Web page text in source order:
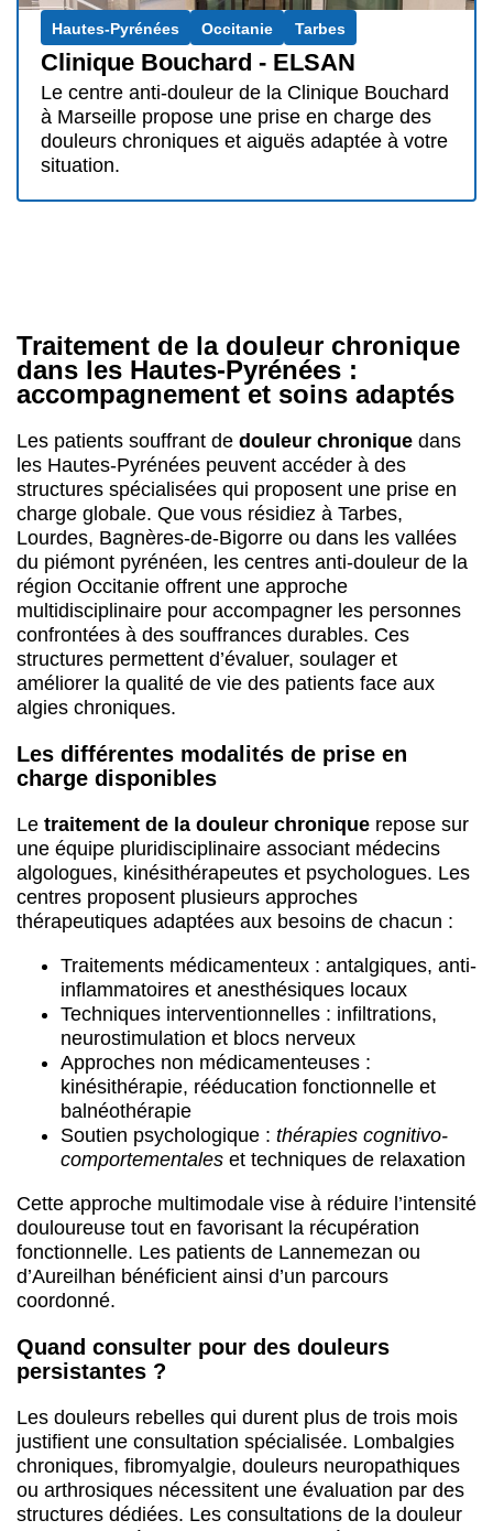
Traitement de la douleur chronique
dans les Hautes-Pyrénées :
accompagnement et soins adaptés
Les patients souffrant dedouleur chroniquedans
les Hautes-Pyrénées peuvent accéder à des
structures spécialisées qui proposent une prise en
confrontées à des souffrances durables. Ces
structures permettent d’évaluer, soulager et
améliorer la qualité de vie des patients face aux
algies chroniques.
Les différentes modalités de prise en
charge disponibles
Le traitement de la douleur chroniquerepose sur
une équipe pluridisciplinaire associant médecins
algologues, kinésithérapeutes et psychologues. Les
centres proposent plusieurs approches
thérapeutiques adaptées aux besoins de chacun :
Traitements médicamenteux : antalgiques, anti-
inflammatoires et anesthésiques locaux
Techniques interventionnelles : infiltrations,
neurostimulation et blocs nerveux
Approches non médicamenteuses :
kinésithérapie, rééducation fonctionnelle et
balnéothérapie
Soutien psychologique :thérapies cognitivo-
comportementaleset techniques de relaxation
Cette approche multimodale vise à réduire l’intensité
douloureuse tout en favorisant la récupération
fonctionnelle. Les patients de Lannemezan ou
d’Aureilhan bénéficient ainsi d’un parcours
coordonné.
Quand consulter pour des douleurs
persistantes ?
Les douleurs rebelles qui durent plus de trois mois
justifient une consultation spécialisée. Lombalgies
chroniques, fibromyalgie, douleurs neuropathiques
ou arthrosiques nécessitent une évaluation par des
structures dédiées. Les consultations de la douleur
permettent d’établir un diagnostic précis et de
proposer untraitement adapté.
L’éducation thérapeutique
compréhension du syndrome douloureux chronique.
Elle aide les patients des Hautes-Pyrénées à mieux
gérer leur quotidien et à retrouver une certaine
autonomie
. L’objectif reste l’amélioration durable de
la qualité de vie plutôt que l’élimination totale de la
douleur.
Abbeville
1 centres